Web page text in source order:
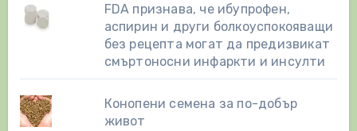
FDA признава, че ибупрофен,
аспирин и други болкоуспокояващи
без рецепта могат да предизвикат
смъртоносни инфаркти и инсулти
Конопени семена за по-добър
живот